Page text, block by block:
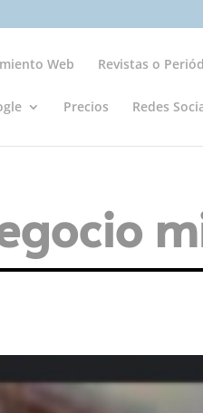
Web Revistas o
Precios Redes